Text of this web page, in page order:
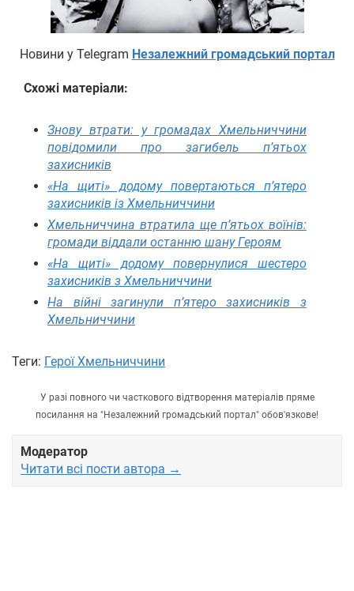
Новини у Telegram Незалежний громадський портал
Схожі матеріали:
Знову втрати: у громадах Хмельниччини
повідомили про загибель п’ятьох
захисників
«На щиті» додому повертаються п’ятеро
захисників із Хмельниччини
Хмельниччина втратила ще п’ятьох воїнів:
громади віддали останню шану Героям
«На щиті» додому повернулися шестеро
захисників з Хмельниччини
На війні загинули п’ятеро захисників з
Хмельниччини
Теги: Герої Хмельниччини
У разі повного чи часткового відтворення матеріалів пряме
посилання на "Незалежний громадський портал" обов'язкове!
Модератор
Читати всі пости автора →